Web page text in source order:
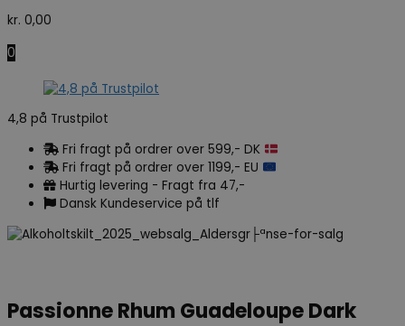
kr. 0,00
0
4,8 på Trustpilot
Fri fragt på ordrer over 599,- DK
Fri fragt på ordrer over 1199,- EU
Hurtig levering - Fragt fra 47,-
Dansk Kundeservice på tlf
Passionne Rhum Guadeloupe Dark